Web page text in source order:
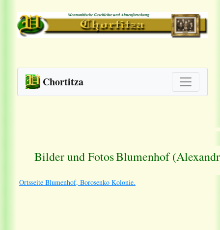
Chortitza
Bilder und FotosBlumenhof
Ortsseite Blumenhof, Borosenko Kolonie.